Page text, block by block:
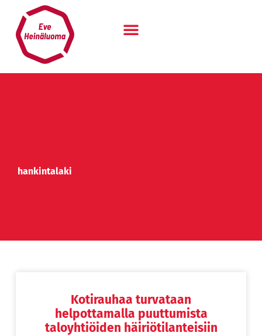
sisältöön
hankintalaki
Kotirauhaa turvataan
helpottamalla puuttumista
taloyhtiöiden häiriötilanteisiin
PagePagePage Page